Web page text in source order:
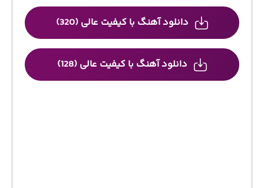
دانلود آهنگ با کیفیت عالی (320)
دانلود آهنگ با کیفیت عالی (128)